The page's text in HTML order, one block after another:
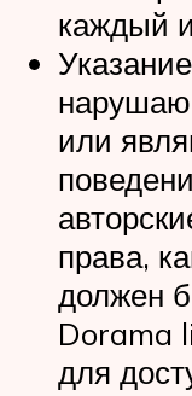
каждый
или
права,
должен
Dorama
для